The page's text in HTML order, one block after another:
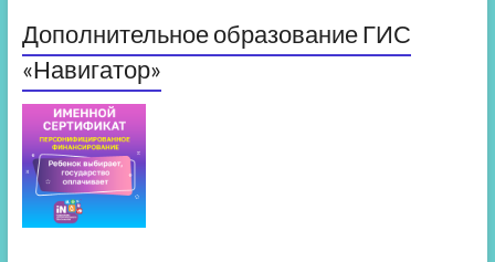
Дополнительное образование ГИС
«Навигатор»